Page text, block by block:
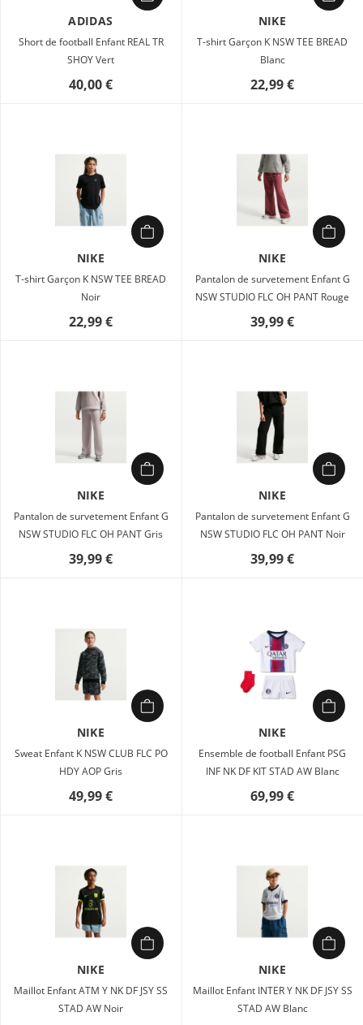
ADIDAS
Short de football Enfant REAL TR
SHOY Vert
40,00 €
NIKE
T-shirt Garçon K NSW TEE BREAD
Blanc
22,99 €
NIKE
T-shirt Garçon K NSW TEE BREAD
Noir
22,99 €
NIKE
Pantalon de survetement Enfant G
NSW STUDIO FLC OH PANT Rouge
39,99 €
NIKE
Pantalon de survetement Enfant G
NSW STUDIO FLC OH PANT Gris
39,99 €
NIKE
Pantalon de survetement Enfant G
NSW STUDIO FLC OH PANT Noir
39,99 €
NIKE
Sweat Enfant K NSW CLUB FLC PO
HDY AOP Gris
49,99 €
NIKE
Ensemble de football Enfant PSG
INF NK DF KIT STAD AW Blanc
69,99 €
NIKE
Maillot Enfant ATM Y NK DF JSY SS
STAD AW Noir
NIKE
Maillot Enfant INTER Y NK DF JSY SS
STAD AW Blanc